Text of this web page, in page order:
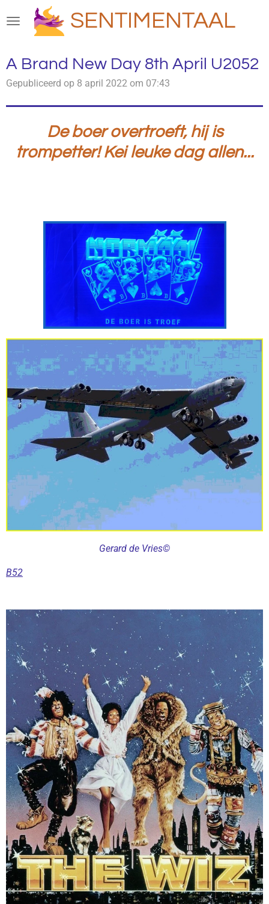
direct
de
hoofdinhoud
SENTIMENTAAL
A Brand New Day 8th April U2052
Gepubliceerd op 8 april 2022 om 07:43
De boer overtroeft, hij is
trompetter! Kei leuke dag allen...
Gerard de Vries©
B52